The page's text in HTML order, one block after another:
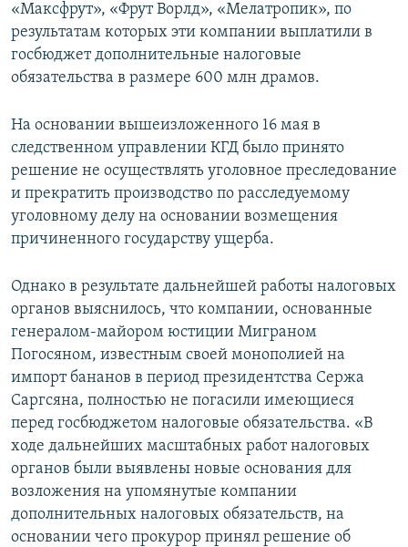
«Максфрут», «Фрут Ворлд», «Мелатропик», по
результатам которых эти компании выплатили в
госбюджет дополнительные налоговые
обязательства в размере 600 млн драмов.
На основании вышеизложенного 16 мая в
следственном управлении КГД было принято
решение не осуществлять уголовное преследование
и прекратить производство по расследуемому
уголовному делу на основании возмещения
причиненного государству ущерба.
Однако в результате дальнейшей работы налоговых
органов выяснилось, что компании, основанные
генералом-майором юстиции Миграном
Погосяном, известным своей монополией на
импорт бананов в период президентства Сержа
Саргсяна, полностью не погасили имеющиеся
перед госбюджетом налоговые обязательства. «В
ходе дальнейших масштабных работ налоговых
органов были выявлены новые основания для
возложения на упомянутые компании
дополнительных налоговых обязательств, на
основании чего прокурор принял решение об